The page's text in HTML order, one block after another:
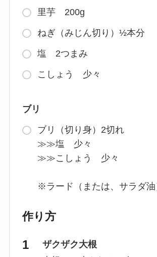
里芋 200g
ねぎ（みじん切り）½本分
塩 2つまみ
こしょう 少々
ブリ
ブリ（切り身）2切れ
≫≫塩 少々
≫≫こしょう 少々
※ラード（または、サラダ油
作り方
ザクザク大根